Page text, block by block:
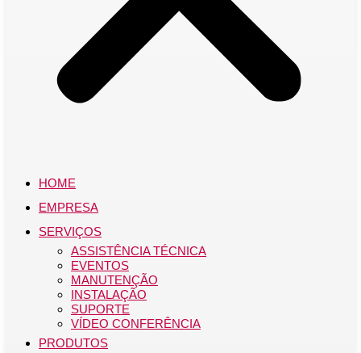
HOME
EMPRESA
SERVIÇOS
ASSISTÊNCIA TÉCNICA
EVENTOS
MANUTENÇÃO
INSTALAÇÃO
SUPORTE
VÍDEO CONFERÊNCIA
PRODUTOS